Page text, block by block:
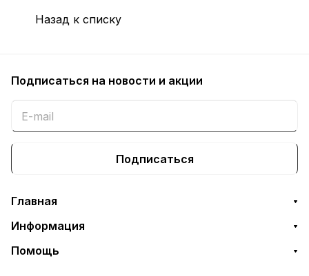
Назад к списку
Подписаться на новости и акции
Подписаться
Главная
Информация
Помощь